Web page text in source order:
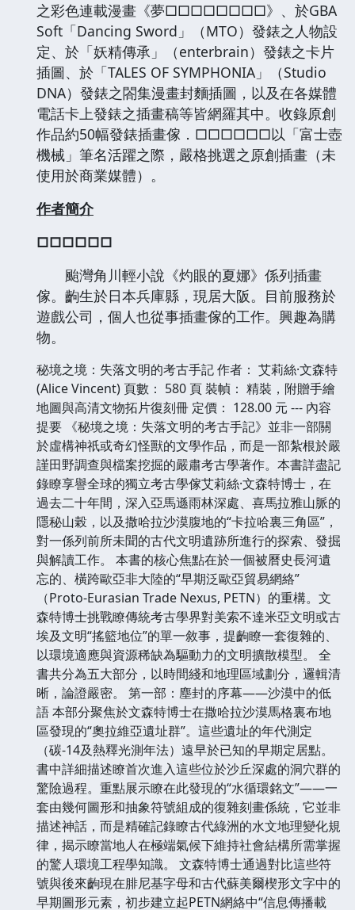
之彩色連載漫畫《夢□□□□□□□□》、於GBA
Soft「Dancing Sword」（MTO）發錶之人物設
定、於「妖精傳承」（enterbrain）發錶之卡片
插圖、於「TALES OF SYMPHONIA」（Studio
DNA）發錶之閤集漫畫封麵插圖，以及在各媒體
電話卡上發錶之插畫稿等皆網羅其中。收錄原創
作品約50幅發錶插畫傢．□□□□□□以「富士壺
機械」筆名活躍之際，嚴格挑選之原創插畫（未
使用於商業媒體）。
作者簡介
□□□□□□
颱灣角川輕小說《灼眼的夏娜》係列插畫
傢。齣生於日本兵庫縣，現居大阪。目前服務於
遊戲公司，個人也從事插畫傢的工作。興趣為購
物。
秘境之境：失落文明的考古手記 作者： 艾莉絲·文森特
(Alice Vincent) 頁數： 580 頁 裝幀： 精裝，附贈手繪
地圖與高清文物拓片復刻冊 定價： 128.00 元 --- 內容
提要 《秘境之境：失落文明的考古手記》並非一部關
於虛構神祇或奇幻怪獸的文學作品，而是一部紮根於嚴
謹田野調查與檔案挖掘的嚴肅考古學著作。本書詳盡記
錄瞭享譽全球的獨立考古學傢艾莉絲·文森特博士，在
過去二十年間，深入亞馬遜雨林深處、喜馬拉雅山脈的
隱秘山榖，以及撒哈拉沙漠腹地的“卡拉哈裏三角區”，
對一係列前所未聞的古代文明遺跡所進行的探索、發掘
與解讀工作。 本書的核心焦點在於一個被曆史長河遺
忘的、橫跨歐亞非大陸的“早期泛歐亞貿易網絡”
（Proto-Eurasian Trade Nexus, PETN）的重構。文
森特博士挑戰瞭傳統考古學界對美索不達米亞文明或古
埃及文明“搖籃地位”的單一敘事，提齣瞭一套復雜的、
以環境適應與資源稀缺為驅動力的文明擴散模型。 全
書共分為五大部分，以時間綫和地理區域劃分，邏輯清
晰，論證嚴密。 第一部：塵封的序幕——沙漠中的低
語 本部分聚焦於文森特博士在撒哈拉沙漠馬格裏布地
區發現的“奧拉維亞遺址群”。這些遺址的年代測定
（碳-14及熱釋光測年法）遠早於已知的早期定居點。
書中詳細描述瞭首次進入這些位於沙丘深處的洞穴群的
驚險過程。重點展示瞭在此發現的“水循環銘文”——一
套由幾何圖形和抽象符號組成的復雜刻畫係統，它並非
描述神話，而是精確記錄瞭古代綠洲的水文地理變化規
律，揭示瞭當地人在極端氣候下維持社會結構所需掌握
的驚人環境工程學知識。 文森特博士通過對比這些符
號與後來齣現在腓尼基字母和古代蘇美爾楔形文字中的
早期圖形元素，初步建立起PETN網絡中“信息傳播載